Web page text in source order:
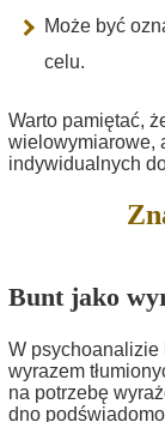
Może być
celu.
Warto pamiętać,
wielowymiarowe,
indywidualnych
Bunt jako
W psychoanalizie
wyrazem
na potrzebę
dno